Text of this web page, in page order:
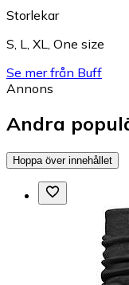
Storlekar
S L XL
One size
Se mer från Buff
Annons
Andra
Hoppa över innehållet